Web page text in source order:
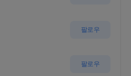
팔로우
팔로우